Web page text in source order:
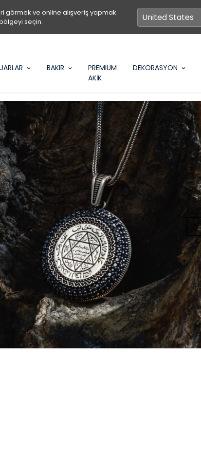
görmek ve online alışveriş yapmak
seçin.
BAKIR
PREMIUM
AKİK
DEKORASYON